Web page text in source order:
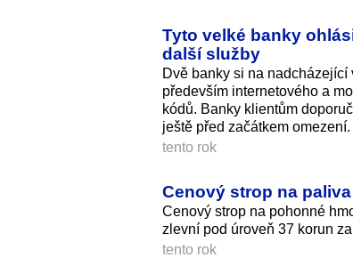
Tyto velké banky
další služby
Dvě banky si na
především internetového a
kódů. Banky klientům
ještě před začátkem omezení.
tento rok
Cenový strop na
Cenový strop na pohonné
zlevní pod úroveň 37 korun
tento rok